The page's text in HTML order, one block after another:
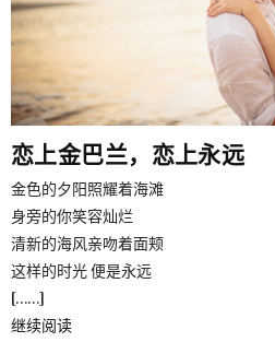
恋上金巴兰，恋上永远
金色的夕阳照耀着海滩
身旁的你笑容灿烂
清新的海风亲吻着面颊
这样的时光 便是永远
[……]
继续阅读